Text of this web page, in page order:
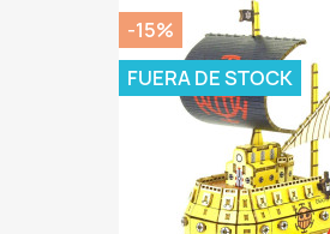
-15%
FUERA DE STOCK